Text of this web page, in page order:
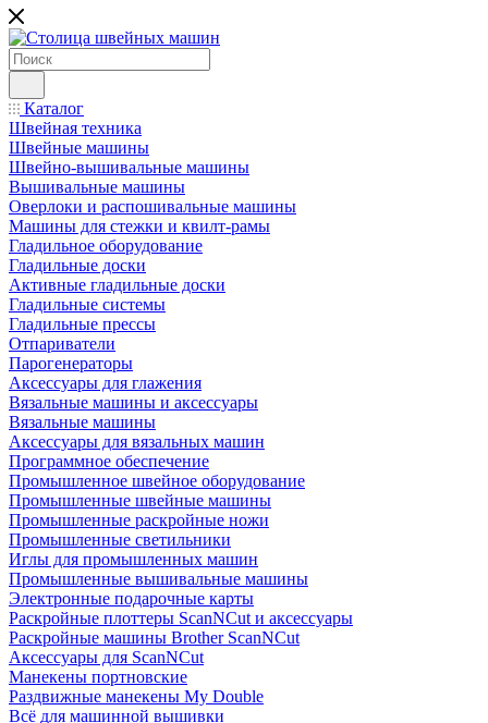
Каталог
Швейная техника
Швейные машины
Швейно-вышивальные машины
Вышивальные машины
Оверлоки и распошивальные машины
Машины для стежки и квилт-рамы
Гладильное оборудование
Гладильные доски
Активные гладильные доски
Гладильные системы
Гладильные прессы
Отпариватели
Парогенераторы
Аксессуары для глажения
Вязальные машины и аксессуары
Вязальные машины
Аксессуары для вязальных машин
Программное обеспечение
Промышленное швейное оборудование
Промышленные швейные машины
Промышленные раскройные ножи
Промышленные светильники
Иглы для промышленных машин
Промышленные вышивальные машины
Электронные подарочные карты
Раскройные плоттеры ScanNCut и аксессуары
Раскройные машины Brother ScanNCut
Аксессуары для ScanNCut
Манекены портновские
Раздвижные манекены My Double
Всё для машинной вышивки